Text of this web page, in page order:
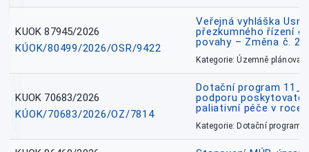
KUOK 87945/2026
KÚOK/80499/2026/OSR/9422
Veřejná vyhláška
přezkumného řízení
povahy – Změna č. 2
Kategorie: Územně
KUOK 70683/2026
KÚOK/70683/2026/OZ/7814
Dotační program
podporu
paliativní péče v roce
Kategorie: Dotační